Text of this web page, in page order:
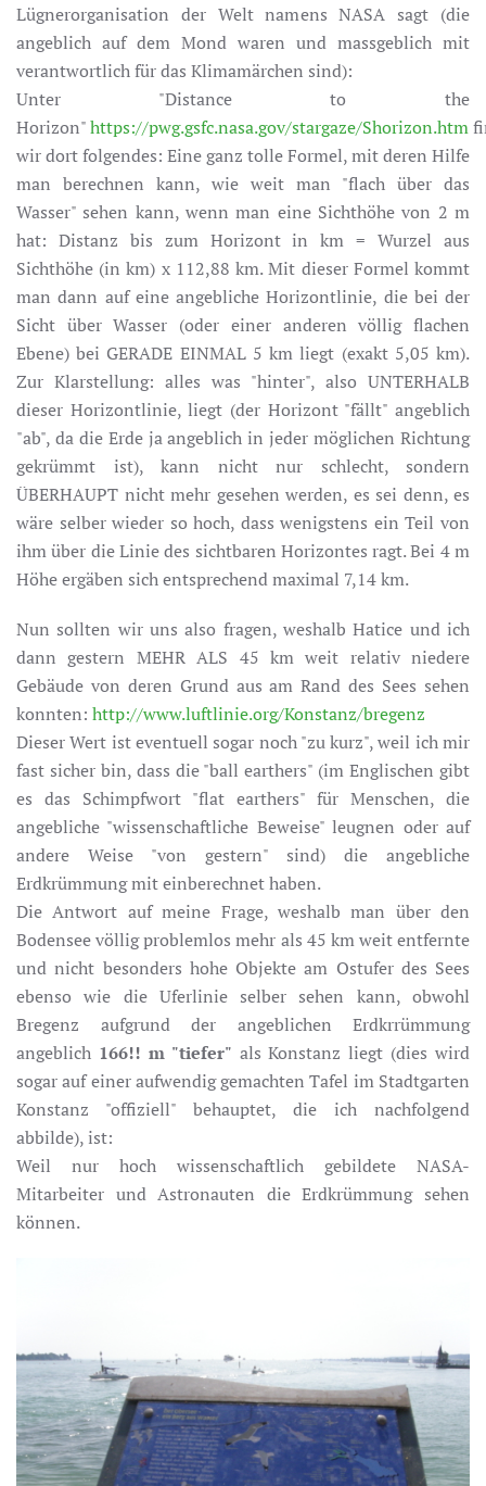
Lügnerorganisation der Welt namens NASA sagt (die
angeblich auf dem Mond waren und massgeblich mit
verantwortlich für das Klimamärchen sind):
Unter "Distance to the
Horizon"https://pwg.gsfc.nasa.gov/stargaze/Shorizon.htm
wir dort folgendes: Eine ganz tolle Formel, mit deren Hilfe
man berechnen kann, wie weit man "flach über das
Wasser" sehen kann, wenn man eine Sichthöhe von 2 m
hat: Distanz bis zum Horizont in km = Wurzel aus
Sichthöhe (in km) x 112,88 km. Mit dieser Formel kommt
man dann auf eine angebliche Horizontlinie, die bei der
Sicht über Wasser (oder einer anderen völlig flachen
Ebene) bei GERADE EINMAL 5 km liegt (exakt 5,05 km).
Zur Klarstellung: alles was "hinter", also UNTERHALB
dieser Horizontlinie, liegt (der Horizont "fällt" angeblich
"ab", da die Erde ja angeblich in jeder möglichen Richtung
gekrümmt ist), kann nicht nur schlecht, sondern
ÜBERHAUPT nicht mehr gesehen werden, es sei denn, es
wäre selber wieder so hoch, dass wenigstens ein Teil von
ihm über die Linie des sichtbaren Horizontes ragt. Bei 4 m
Höhe ergäben sich entsprechend maximal 7,14 km.
Nun sollten wir uns also fragen, weshalb Hatice und ich
dann gestern MEHR ALS 45 km weit relativ niedere
Gebäude von deren Grund aus am Rand des Sees sehen
konnten: http://www.luftlinie.org/Konstanz/bregenz
Dieser Wert ist eventuell sogar noch "zu kurz", weil ich mir
fast sicher bin, dass die "ball earthers" (im Englischen gibt
es das Schimpfwort "flat earthers" für Menschen, die
angebliche "wissenschaftliche Beweise" leugnen oder auf
andere Weise "von gestern" sind) die angebliche
Erdkrümmung mit einberechnet haben.
Die Antwort auf meine Frage, weshalb man über den
Bodensee völlig problemlos mehr als 45 km weit entfernte
und nicht besonders hohe Objekte am Ostufer des Sees
ebenso wie die Uferlinie selber sehen kann, obwohl
Bregenz aufgrund der angeblichen Erdkrrümmung
angeblich 166!! m "tiefer" als Konstanz liegt (dies wird
sogar auf einer aufwendig gemachten Tafel im Stadtgarten
Konstanz "offiziell" behauptet, die ich nachfolgend
abbilde), ist:
Weil nur hoch wissenschaftlich gebildete NASA-
Mitarbeiter und Astronauten die Erdkrümmung sehen
können.